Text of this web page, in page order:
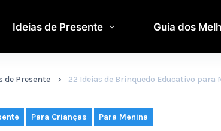
Ideias de Presente Guia dos
de Presente 22 Ideias de Brinquedo Educativo para
Para Crianças Para Menina